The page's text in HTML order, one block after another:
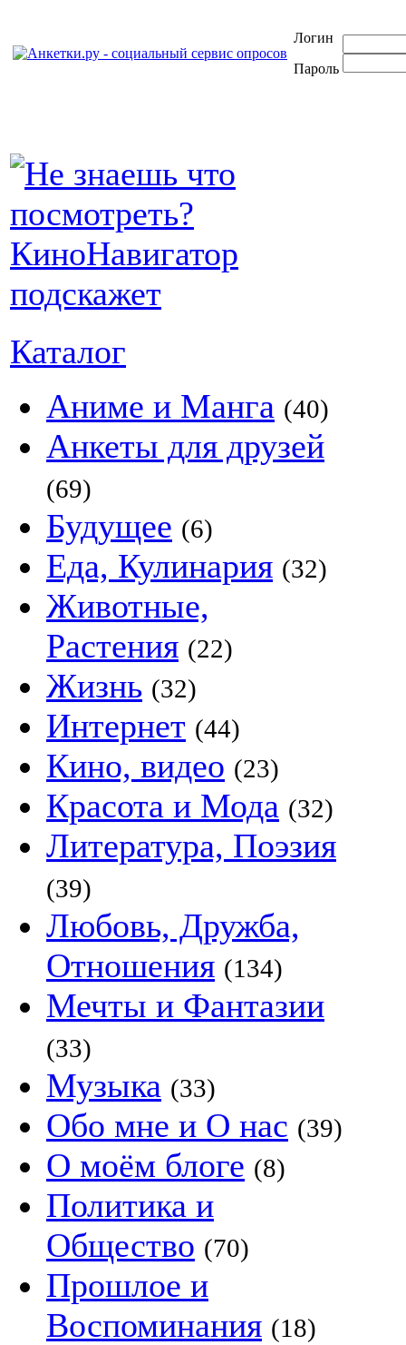
Логин
Пароль
Каталог
Аниме и Манга (40)
Анкеты для друзей
(69)
Будущее (6)
Еда, Кулинария (32)
Животные,
Растения (22)
Жизнь (32)
Интернет (44)
Кино, видео (23)
Красота и Мода (32)
Литература, Поэзия
(39)
Любовь, Дружба,
Отношения (134)
Мечты и Фантазии
(33)
Музыка (33)
Обо мне и О нас (39)
О моём блоге (8)
Политика и
Общество (70)
Прошлое и
Воспоминания (18)